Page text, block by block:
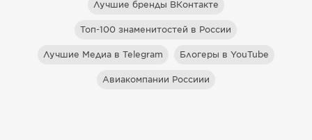
Лучшие бренды ВКонтакте
Топ-100 знаменитостей в России
Лучшие Медиа в Telegram Блогеры в YouTube
Авиакомпании Россиии